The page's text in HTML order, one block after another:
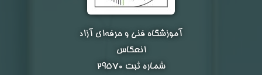
آموزشگاه فنی و حرفه‌ای آزاد
انعکاس
شماره ثبت ۲۹۵۷۰